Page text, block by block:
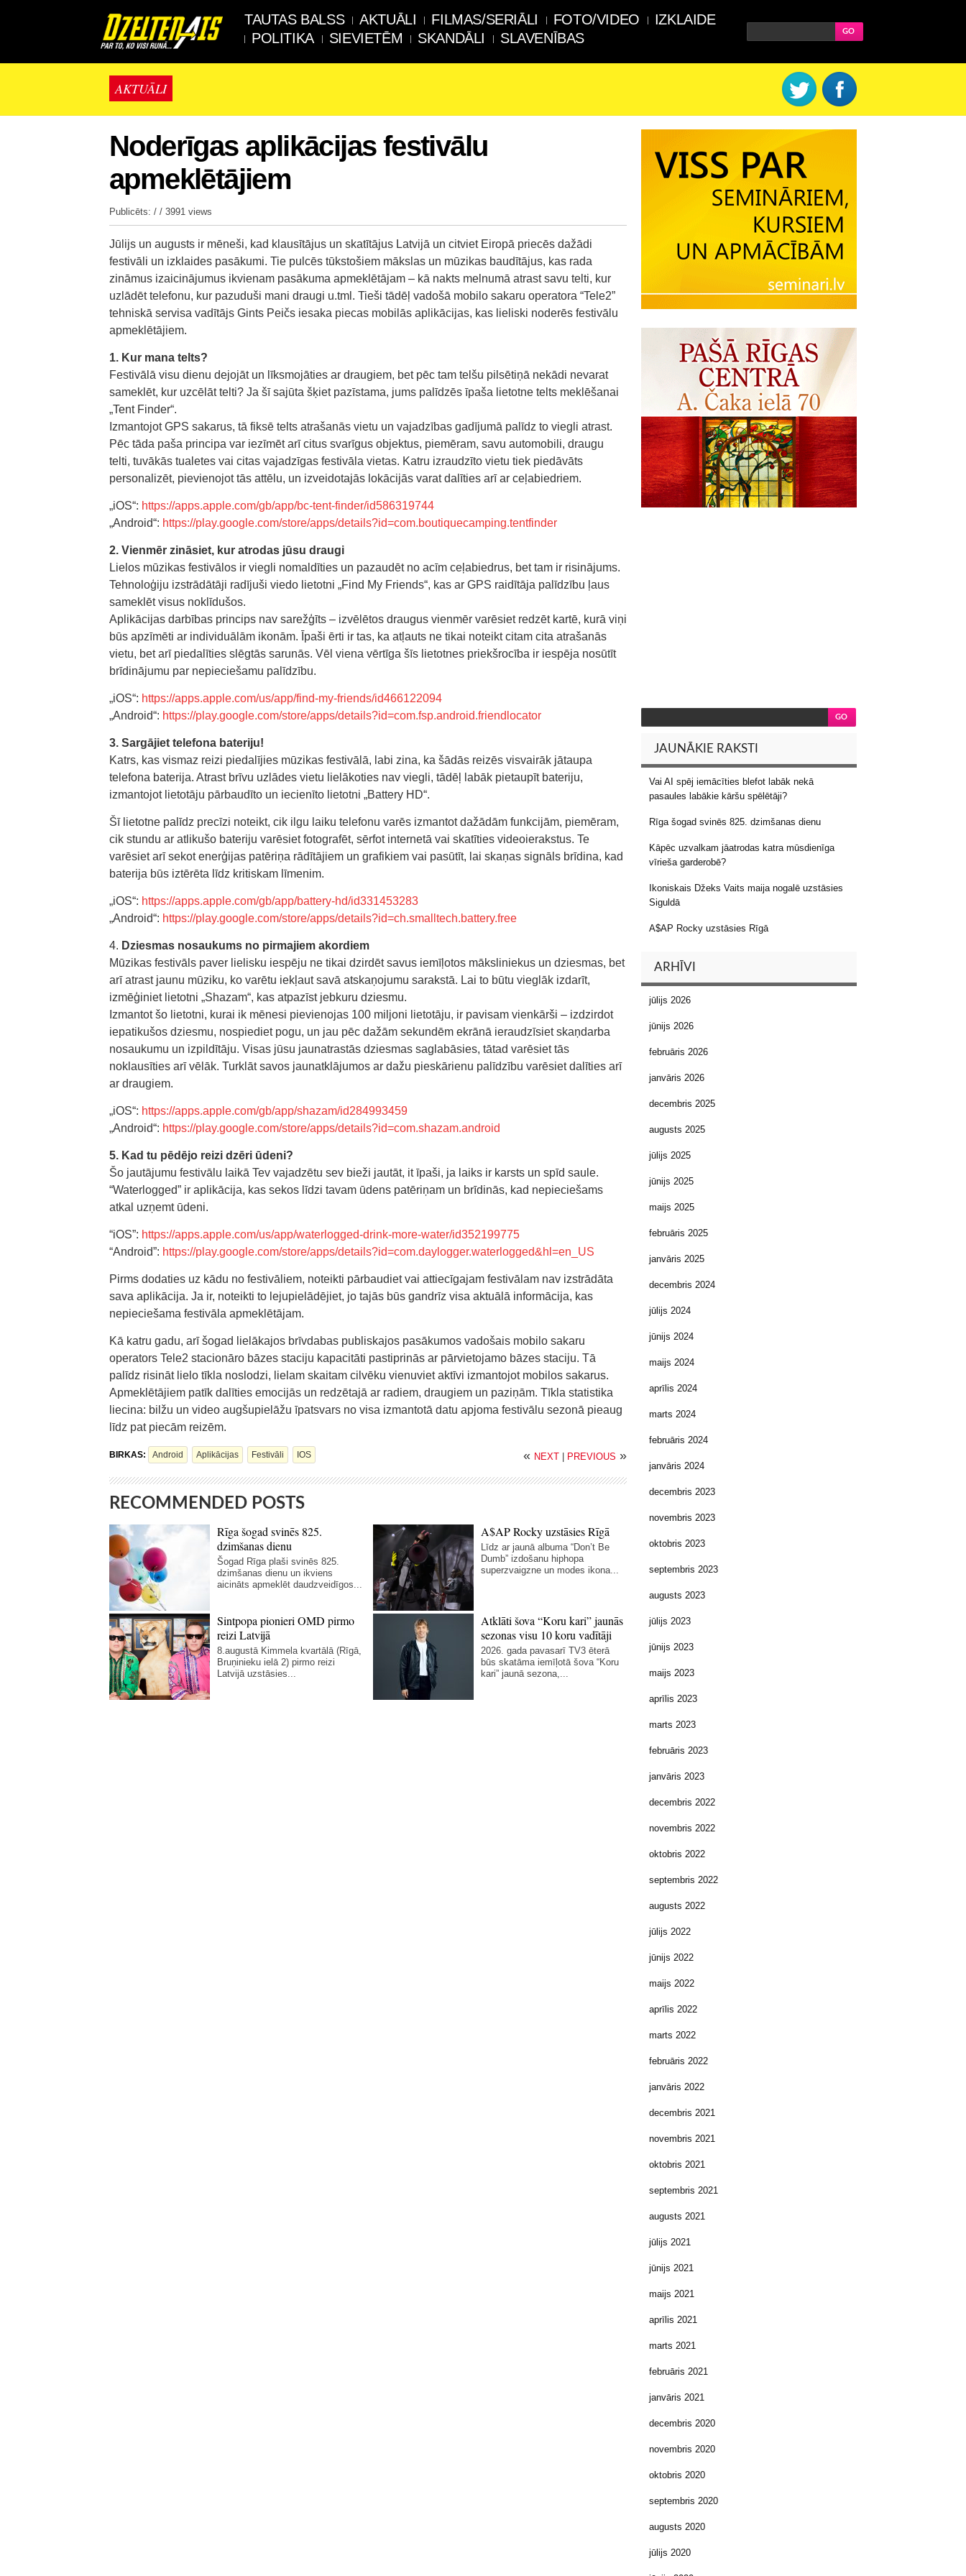
TAUTAS BALSS AKTUĀLI FILMAS/SERIĀLI FOTO/VIDEO
IZKLAIDE
POLITIKA
SIEVIETĒM SKANDĀLI SLAVENĪBAS
AKTUĀLI
Noderīgas aplikācijas festivālu
apmeklētājiem
Publicēts: / / 3991 views
Jūlijs un augusts ir mēneši, kad klausītājus un skatītājus Latvijā un citviet Eiropā priecēs dažādi
festivāli un izklaides pasākumi. Tie pulcēs tūkstošiem mākslas un mūzikas baudītājus, kas rada
zināmus izaicinājumus ikvienam pasākuma apmeklētājam – kā nakts melnumā atrast savu telti, kur
uzlādēt telefonu, kur pazuduši mani draugi u.tml. Tieši tādēļ vadošā mobilo sakaru operatora “Tele2”
tehniskā servisa vadītājs Gints Peičs iesaka piecas mobilās aplikācijas, kas lieliski noderēs festivālu
apmeklētājiem.
1. Kur mana telts?
Festivālā visu dienu dejojāt un līksmojāties ar draugiem, bet pēc tam telšu pilsētiņā nekādi nevarat
sameklēt, kur uzcēlāt telti? Ja šī sajūta šķiet pazīstama, jums palīdzēs īpaša lietotne telts meklēšanai
„Tent Finder“.
Izmantojot GPS sakarus, tā fiksē telts atrašanās vietu un vajadzības gadījumā palīdz to viegli atrast.
Pēc tāda paša principa var iezīmēt arī citus svarīgus objektus, piemēram, savu automobili, draugu
telti, tuvākās tualetes vai citas vajadzīgas festivāla vietas. Katru izraudzīto vietu tiek piedāvāts
personalizēt, pievienojot tās attēlu, un izveidotajās lokācijās varat dalīties arī ar ceļabiedriem.
„iOS“: https://apps.apple.com/gb/app/bc-tent-finder/id586319744
„Android“: https://play.google.com/store/apps/details?id=com.boutiquecamping.tentfinder
2. Vienmēr zināsiet, kur atrodas jūsu draugi
Lielos mūzikas festivālos ir viegli nomaldīties un pazaudēt no acīm ceļabiedrus, bet tam ir risinājums.
Tehnoloģiju izstrādātāji radījuši viedo lietotni „Find My Friends“, kas ar GPS raidītāja palīdzību ļaus
sameklēt visus noklīdušos.
Aplikācijas darbības princips nav sarežģīts – izvēlētos draugus vienmēr varēsiet redzēt kartē, kurā viņi
būs apzīmēti ar individuālām ikonām. Īpaši ērti ir tas, ka atļauts ne tikai noteikt citam cita atrašanās
vietu, bet arī piedalīties slēgtās sarunās. Vēl viena vērtīga šīs lietotnes priekšrocība ir iespēja nosūtīt
brīdinājumu par nepieciešamu palīdzību.
„iOS“: https://apps.apple.com/us/app/find-my-friends/id466122094
„Android“: https://play.google.com/store/apps/details?id=com.fsp.android.friendlocator
3. Sargājiet telefona bateriju!
Katrs, kas vismaz reizi piedalījies mūzikas festivālā, labi zina, ka šādās reizēs visvairāk jātaupa
telefona baterija. Atrast brīvu uzlādes vietu lielākoties nav viegli, tādēļ labāk pietaupīt bateriju,
izmantojot lietotāju pārbaudīto un iecienīto lietotni „Battery HD“.
Šī lietotne palīdz precīzi noteikt, cik ilgu laiku telefonu varēs izmantot dažādām funkcijām, piemēram,
cik stundu ar atlikušo bateriju varēsiet fotografēt, sērfot internetā vai skatīties videoierakstus. Te
varēsiet arī sekot enerģijas patēriņa rādītājiem un grafikiem vai pasūtīt, lai skaņas signāls brīdina, kad
baterija būs iztērēta līdz kritiskam līmenim.
„iOS“: https://apps.apple.com/gb/app/battery-hd/id331453283
„Android“: https://play.google.com/store/apps/details?id=ch.smalltech.battery.free
4. Dziesmas nosaukums no pirmajiem akordiem
Mūzikas festivāls paver lielisku iespēju ne tikai dzirdēt savus iemīļotos māksliniekus un dziesmas, bet
arī atrast jaunu mūziku, ko varētu iekļaut savā atskaņojumu sarakstā. Lai to būtu vieglāk izdarīt,
izmēģiniet lietotni „Shazam“, kas atpazīst jebkuru dziesmu.
Izmantot šo lietotni, kurai ik mēnesi pievienojas 100 miljoni lietotāju, ir pavisam vienkārši – izdzirdot
iepatikušos dziesmu, nospiediet pogu, un jau pēc dažām sekundēm ekrānā ieraudzīsiet skaņdarba
nosaukumu un izpildītāju. Visas jūsu jaunatrastās dziesmas saglabāsies, tātad varēsiet tās
noklausīties arī vēlāk. Turklāt savos jaunatklājumos ar dažu pieskārienu palīdzību varēsiet dalīties arī
ar draugiem.
„iOS“: https://apps.apple.com/gb/app/shazam/id284993459
„Android“: https://play.google.com/store/apps/details?id=com.shazam.android
5. Kad tu pēdējo reizi dzēri ūdeni?
Šo jautājumu festivālu laikā Tev vajadzētu sev bieži jautāt, it īpaši, ja laiks ir karsts un spīd saule.
“Waterlogged” ir aplikācija, kas sekos līdzi tavam ūdens patēriņam un brīdinās, kad nepieciešams
atkal uzņemt ūdeni.
“iOS”: https://apps.apple.com/us/app/waterlogged-drink-more-water/id352199775
“Android”: https://play.google.com/store/apps/details?id=com.daylogger.waterlogged&hl=en_US
Pirms dodaties uz kādu no festivāliem, noteikti pārbaudiet vai attiecīgajam festivālam nav izstrādāta
sava aplikācija. Ja ir, noteikti to lejupielādējiet, jo tajās būs gandrīz visa aktuālā informācija, kas
nepieciešama festivāla apmeklētājam.
Kā katru gadu, arī šogad lielākajos brīvdabas publiskajos pasākumos vadošais mobilo sakaru
operators Tele2 stacionāro bāzes staciju kapacitāti pastiprinās ar pārvietojamo bāzes staciju. Tā
palīdz risināt lielo tīkla noslodzi, lielam skaitam cilvēku vienuviet aktīvi izmantojot mobilos sakarus.
Apmeklētājiem patīk dalīties emocijās un redzētajā ar radiem, draugiem un paziņām. Tīkla statistika
liecina: bilžu un video augšupielāžu īpatsvars no visa izmantotā datu apjoma festivālu sezonā pieaug
līdz pat piecām reizēm.
BIRKAS: Android Aplikācijas Festivāli IOS « NEXT PREVIOUS »
RECOMMENDED POSTS
Rīga šogad svinēs 825.
dzimšanas dienu
Šogad Rīga plaši svinēs 825.
dzimšanas dienu un ikviens
aicināts apmeklēt daudzveidīgos...
A$AP Rocky uzstāsies Rīgā
Līdz ar jaunā albuma “Don’t Be
Dumb” izdošanu hiphopa
superzvaigzne un modes ikona...
Sintpopa pionieri OMD pirmo
reizi Latvijā
8.augustā Kimmela kvartālā (Rīgā,
Bruņinieku ielā 2) pirmo reizi
Latvijā uzstāsies...
Atklāti šova “Koru kari” jaunās
sezonas visu 10 koru vadītāji
2026. gada pavasarī TV3 ēterā
būs skatāma iemīļotā šova “Koru
kari” jaunā sezona,...
JAUNĀKIE RAKSTI
Vai AI spēj iemācīties blefot labāk nekā
pasaules labākie kāršu spēlētāji?
Rīga šogad svinēs 825. dzimšanas dienu
Kāpēc uzvalkam jāatrodas katra mūsdienīga
vīrieša garderobē?
Ikoniskais Džeks Vaits maija nogalē uzstāsies
Siguldā
A$AP Rocky uzstāsies Rīgā
ARHĪVI
jūlijs 2026
jūnijs 2026
februāris 2026
janvāris 2026
decembris 2025
augusts 2025
jūlijs 2025
jūnijs 2025
maijs 2025
februāris 2025
janvāris 2025
decembris 2024
jūlijs 2024
jūnijs 2024
maijs 2024
aprīlis 2024
marts 2024
februāris 2024
janvāris 2024
decembris 2023
novembris 2023
oktobris 2023
septembris 2023
augusts 2023
jūlijs 2023
jūnijs 2023
maijs 2023
aprīlis 2023
marts 2023
februāris 2023
janvāris 2023
decembris 2022
novembris 2022
oktobris 2022
septembris 2022
augusts 2022
jūlijs 2022
jūnijs 2022
maijs 2022
aprīlis 2022
marts 2022
februāris 2022
janvāris 2022
decembris 2021
novembris 2021
oktobris 2021
septembris 2021
augusts 2021
jūlijs 2021
jūnijs 2021
maijs 2021
aprīlis 2021
marts 2021
februāris 2021
janvāris 2021
decembris 2020
novembris 2020
oktobris 2020
septembris 2020
augusts 2020
jūlijs 2020